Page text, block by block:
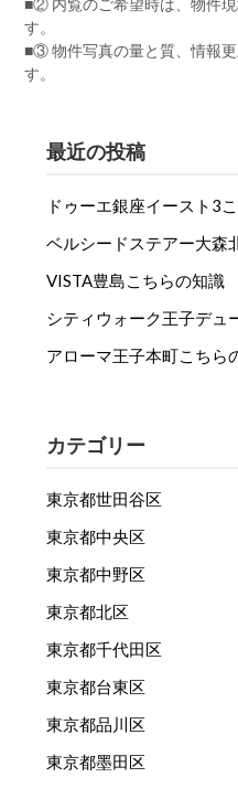
■② 内覧のご希望時は、物件
す。
■③ 物件写真の量と質、情報
す。
最近の投稿
ドゥーエ銀座イースト3
ベルシードステアー大森
VISTA豊島こちらの知識
シティウォーク王子デュ
アローマ王子本町こちら
カテゴリー
東京都世田谷区
東京都中央区
東京都中野区
東京都北区
東京都千代田区
東京都台東区
東京都品川区
東京都墨田区